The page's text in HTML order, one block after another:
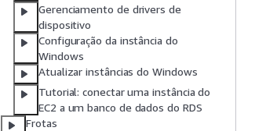
Gerenciamento de drivers de
dispositivo
Configuração da instância do
Windows
Atualizar instâncias do Windows
Tutorial: conectar uma instância do
EC2 a um banco de dados do RDS
Frotas